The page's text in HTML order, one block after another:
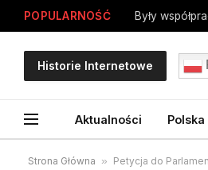
POPULARNOŚĆ
Historie Internetowe
Aktualności Polska
Strona Główna » Petycja do